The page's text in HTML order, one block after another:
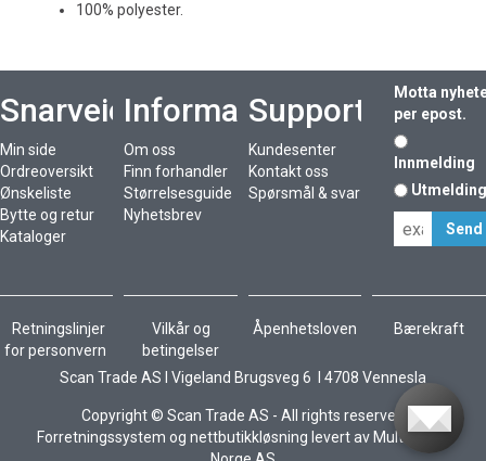
100% polyester.
Snarveier
Min side
Ordreoversikt
Ønskeliste
Bytte og retur
Kataloger
Informasjon
Om oss
Finn forhandler
Størrelsesguide
Nyhetsbrev
Support
Kundesenter
Kontakt oss
Spørsmål & svar
Motta
per epost.
Innmelding
Retningslinjer
for personvern
Vilkår og
betingelser
Åpenhetsloven Bærekraft
Scan Trade AS I Vigeland Brugsveg 6 I 4708 Vennesla
Copyright © Scan Trade AS - All rights reserved
Forretningssystem og nettbutikkløsning levert av Multicase™